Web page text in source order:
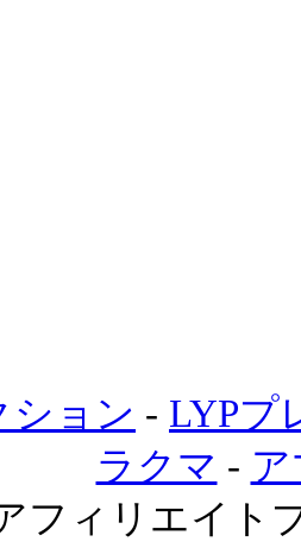
ション - LYPプ
ラクマ -
フィリエイト